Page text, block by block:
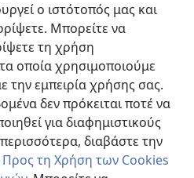
ο ιστότοπός μας και
Μπορείτε να
τη χρήση
οποία χρησιμοποιούμε
την εμπειρία χρήσης σας.
δεν πρόκειται ποτέ να
για διαφημιστικούς
διαβάστε την
τη Χρήση των Cookies
της Σκοπιάς™